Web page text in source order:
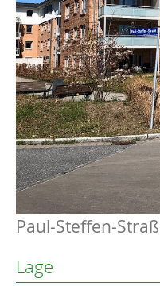
Paul-Steffen-
Lage